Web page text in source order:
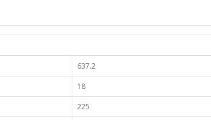
637.2
18
225